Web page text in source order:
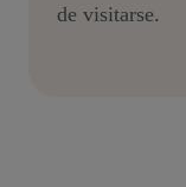
de visitarse.